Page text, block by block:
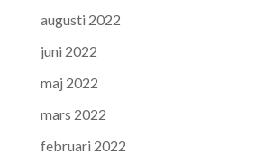
augusti 2022
juni 2022
maj 2022
mars 2022
februari 2022